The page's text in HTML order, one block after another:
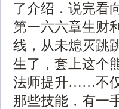
了介绍．说完看
第一六六章生财
线，从未熄灭跳
生了，套上这个
法师提升……不
那些技能，有一